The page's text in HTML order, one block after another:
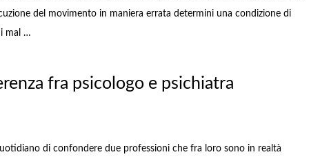
del movimento in maniera errata determini una condizione di
mal …
fra psicologo e psichiatra
di confondere due professioni che fra loro sono in realtà